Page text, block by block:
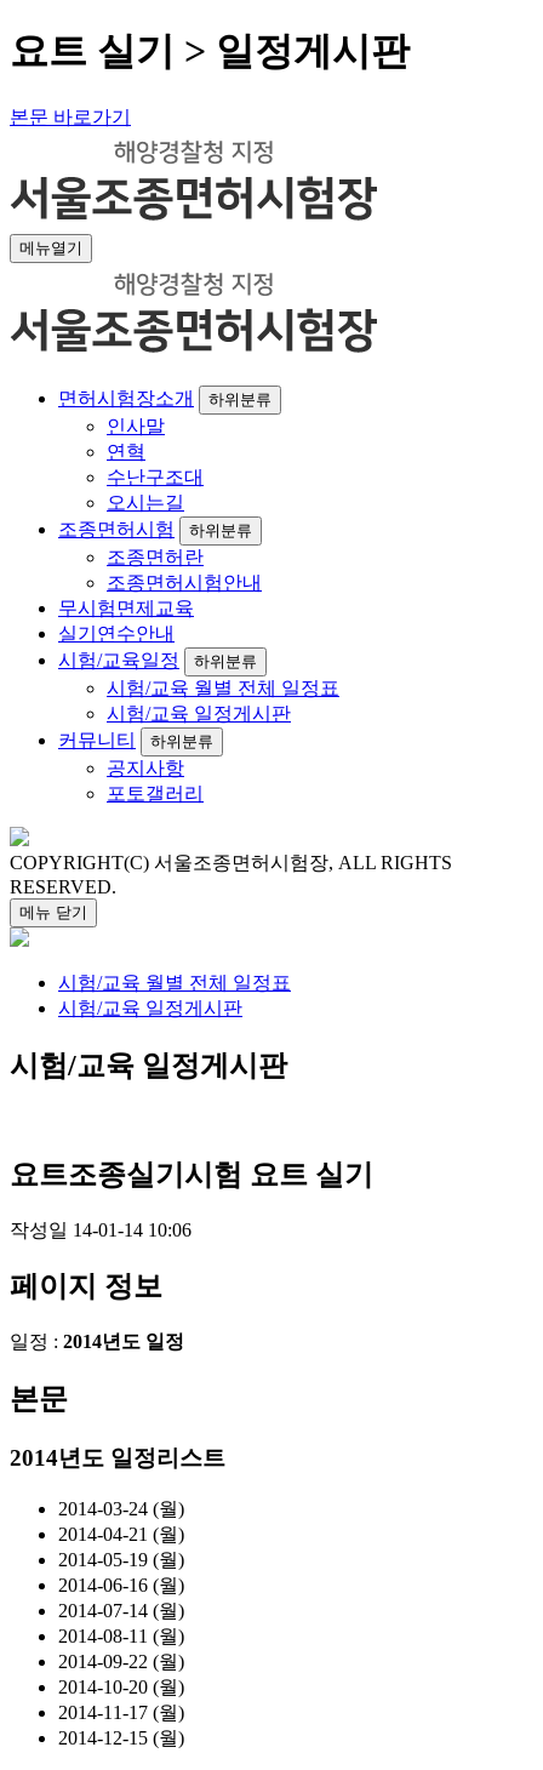
요트 실기 > 일정게시판
본문 바로가기
메뉴열기
면허시험장소개 하위분류
인사말
연혁
수난구조대
오시는길
조종면허시험
하위분류
조종면허란
조종면허시험안내
무시험면제교육
실기연수안내
시험/교육일정
하위분류
시험/교육 월별 전체 일정표
시험/교육 일정게시판
커뮤니티
하위분류
공지사항
포토갤러리
COPYRIGHT(C) 서울조종면허시험장, ALL RIGHTS
RESERVED.
메뉴 닫기
시험/교육 월별 전체 일정표
시험/교육 일정게시판
시험/교육 일정게시판
요트조종실기시험 요트 실기
작성일 14-01-14 10:06
페이지 정보
일정 : 2014년도 일정
본문
2014년도 일정리스트
2014-03-24 (월)
2014-04-21 (월)
2014-05-19 (월)
2014-06-16 (월)
2014-07-14 (월)
2014-08-11 (월)
2014-09-22 (월)
2014-10-20 (월)
2014-11-17 (월)
2014-12-15 (월)